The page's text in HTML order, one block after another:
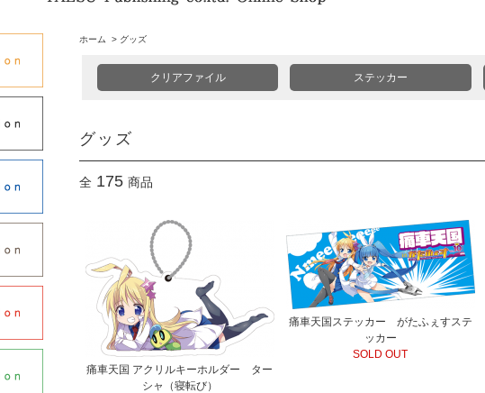
ホーム > グッズ
クリアファイル ステッカー
グッズ
全 175 商品
痛車天国 アクリルキーホルダー ター
シャ（寝転び）
痛車天国ステッカー がたふぇすステ
ッカー
SOLD OUT